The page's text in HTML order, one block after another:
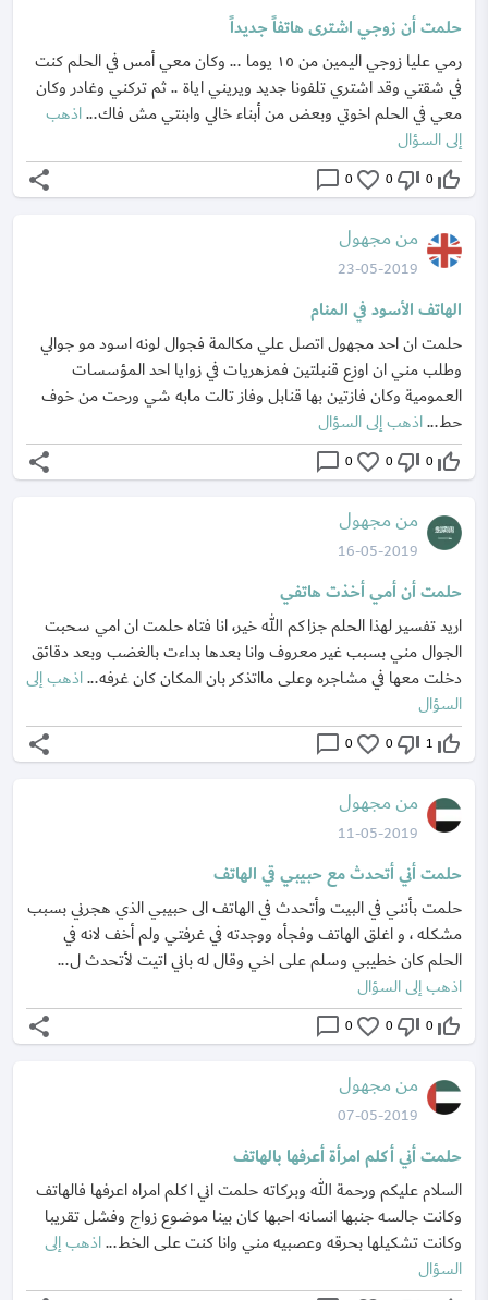
حلمت أن زوجي اشترى هاتفاً جديداً
رمي عليا زوجي اليمين من ١٥ يوما ... وكان معي أمس في الحلم كنت
في شقتي وقد اشتري تلفونا جديد ويريني اياة .. ثم تركني وغادر وكان
معي في الحلم اخوتي وبعض من أبناء خالي وابنتي مش فاك...اذهب
إلى السؤال
thumb_up_off_alt
0
thumb_down_off_alt
0
favorite_border
0
chat_bubble_outline
share
من مجهول
23-05-2019
الهاتف الأسود في المنام
حلمت ان احد مجهول اتصل علي مكالمة فجوال لونه اسود مو جوالي
وطلب مني ان اوزع قنبلتين فمزهريات في زوايا احد المؤسسات
العمومية وكان فازتين بها قنابل وفاز تالت مابه شي ورحت من خوف
حط...اذهب إلى السؤال
thumb_up_off_alt
0
thumb_down_off_alt
0
favorite_border
0
chat_bubble_outline
share
من مجهول
16-05-2019
حلمت أن أمي أخذت هاتفي
اريد تفسير لهذا الحلم جزاكم الله خير، انا فتاه حلمت ان امي سحبت
الجوال مني بسبب غير معروف وانا بعدها بداءت بالغضب وبعد دقائق
دخلت معها في مشاجره وعلى مااتذكر بان المكان كان غرفه...اذهب إلى
السؤال
thumb_up_off_alt
1
thumb_down_off_alt
0
favorite_border
0
chat_bubble_outline
share
من مجهول
11-05-2019
حلمت أني أتحدث مع حبيبي قي الهاتف
حلمت بأنني في البيت وأتحدث في الهاتف الى حبيبي الذي هجرني بسبب
مشكله ، و اغلق الهاتف وفجأه ووجدته في غرفتي ولم أخف لانه في
الحلم كان خطيبي وسلم على اخي وقال له باني اتيت لأتحدث ل...
اذهب إلى السؤال
thumb_up_off_alt
0
thumb_down_off_alt
0
favorite_border
0
chat_bubble_outline
share
من مجهول
07-05-2019
حلمت أني أكلم امرأة أعرفها بالهاتف
السلام عليكم ورحمة الله وبركاته حلمت اني اكلم امراه اعرفها فالهاتف
وكانت جالسه جنبها انسانه احبها كان بينا موضوع زواج وفشل تقريبا
وكانت تشكيلها بحرقه وعصبيه مني وانا كنت على الخط...اذهب إلى
السؤال